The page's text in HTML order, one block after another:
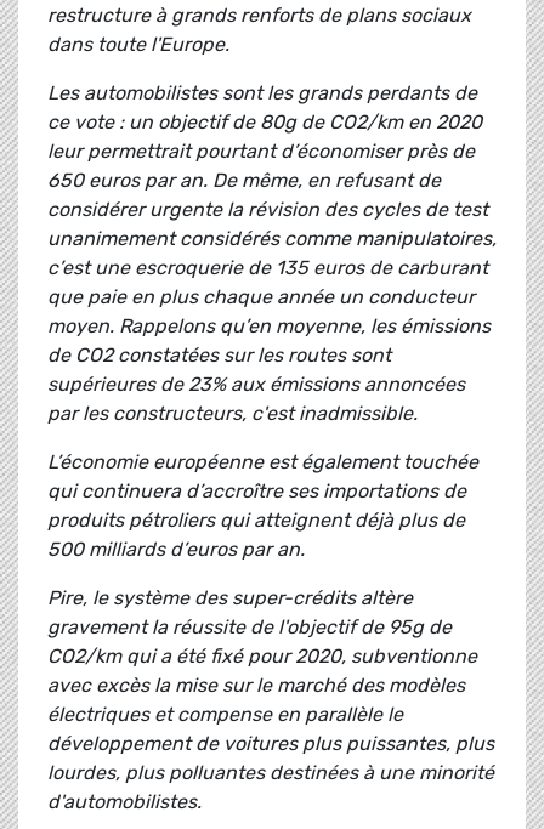
restructure à grands renforts de plans sociaux
dans toute l'Europe.
Les automobilistes sont les grands perdants de
ce vote : un objectif de 80g de CO2/km en 2020
leur permettrait pourtant d’économiser près de
650 euros par an. De même, en refusant de
considérer urgente la révision des cycles de test
unanimement considérés comme manipulatoires,
c’est une escroquerie de 135 euros de carburant
que paie en plus chaque année un conducteur
moyen. Rappelons qu’en moyenne, les émissions
de CO2 constatées sur les routes sont
supérieures de 23% aux émissions annoncées
par les constructeurs, c'est inadmissible.
L’économie européenne est également touchée
qui continuera d’accroître ses importations de
produits pétroliers qui atteignent déjà plus de
500 milliards d’euros par an.
Pire, le système des super-crédits altère
gravement la réussite de l'objectif de 95g de
CO2/km qui a été fixé pour 2020, subventionne
avec excès la mise sur le marché des modèles
électriques et compense en parallèle le
développement de voitures plus puissantes, plus
lourdes, plus polluantes destinées à une minorité
d'automobilistes.